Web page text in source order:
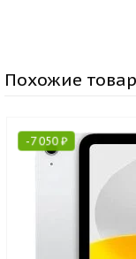
Похожие
-7 050₽